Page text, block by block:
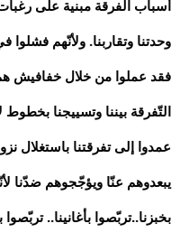
أسباب الفرقة مبنية على
وحدتنا وتقاربنا. ولأنّهم فشلوا
فقد عملوا من خلال خفافيش
التّفرقة بيننا وتسييجنا بخطوط
عمدوا إلى تفرقتنا باستغلال
يبعدوهم عنّا ويؤجّجوهم ضدّنا
بخبزنا..تربّصوا بأغانينا..